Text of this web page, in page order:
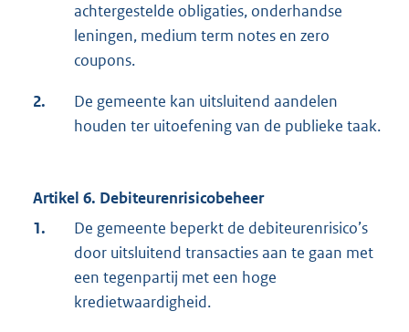
achtergestelde obligaties, onderhandse
leningen, medium term notes en zero
coupons.
2.
De gemeente kan uitsluitend aandelen
houden ter uitoefening van de publieke taak.
Artikel 6. Debiteurenrisicobeheer
1.
De gemeente beperkt de debiteurenrisico’s
door uitsluitend transacties aan te gaan met
een tegenpartij met een hoge
kredietwaardigheid.